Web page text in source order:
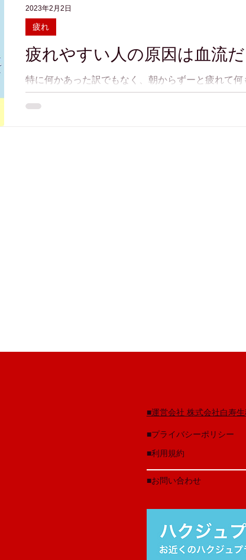
​■運営会社 株式会社白寿
​■利用規約
​■プライバシーポリシー
​■お問い合わせ
疲れやすい人の原因は血流だ
特に何かあった訳でもなく、朝からずーと疲れて
感をだましだましで生活をしていたら、次は何と
験をしたことがある人も多いのではないでしょうか
疲れ
2023年2月2日